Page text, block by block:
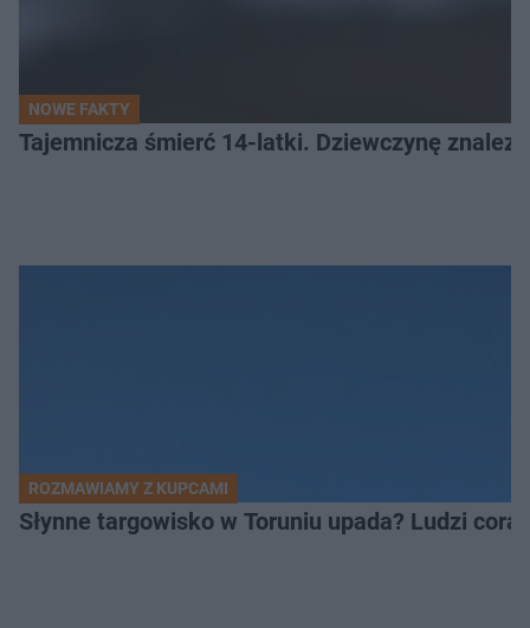
NOWE FAKTY
Tajemnicza śmierć 14-latki. Dziewczynę
ROZMAWIAMY Z KUPCAMI
Słynne targowisko w Toruniu upada? Ludzi